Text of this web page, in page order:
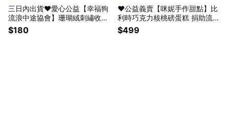
三日內出貨❤️愛心公益【幸福狗
流浪中途協會】珊瑚絨刺繡收納
包 束口袋 情人節 禮物 生日禮物
咪妮手作甜點店公益合作
$180
❤️公益義賣【咪妮手作甜點】比
利時巧克力核桃磅蛋糕 捐助流浪
貓狗協會 父親節 生日蛋糕 情人
送禮 彌月蛋糕 情人送禮 愛心送
$499